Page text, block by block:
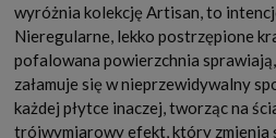
wyróżnia kolekcję Artisan, to
Nieregularne, lekko postrzępione
pofalowana powierzchnia
załamuje się w nieprzewidywalny
każdej płytce inaczej, tworząc na
trójwymiarowy efekt, który zmienia